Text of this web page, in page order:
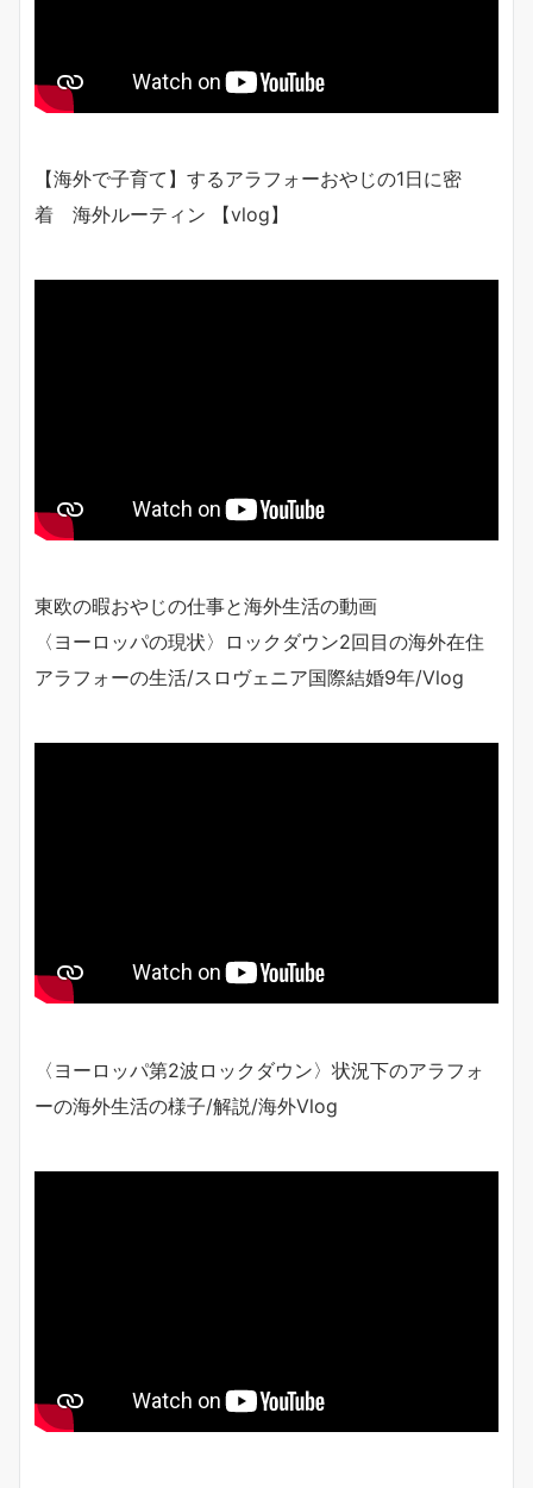
【海外で子育て】するアラフォーおやじの1日に密
着 海外ルーティン 【vlog】
東欧の暇おやじの仕事と海外生活の動画
〈ヨーロッパの現状〉ロックダウン2回目の海外在住
アラフォーの生活/スロヴェニア国際結婚9年/Vlog
〈ヨーロッパ第2波ロックダウン〉状況下のアラフォ
ーの海外生活の様子/解説/海外Vlog